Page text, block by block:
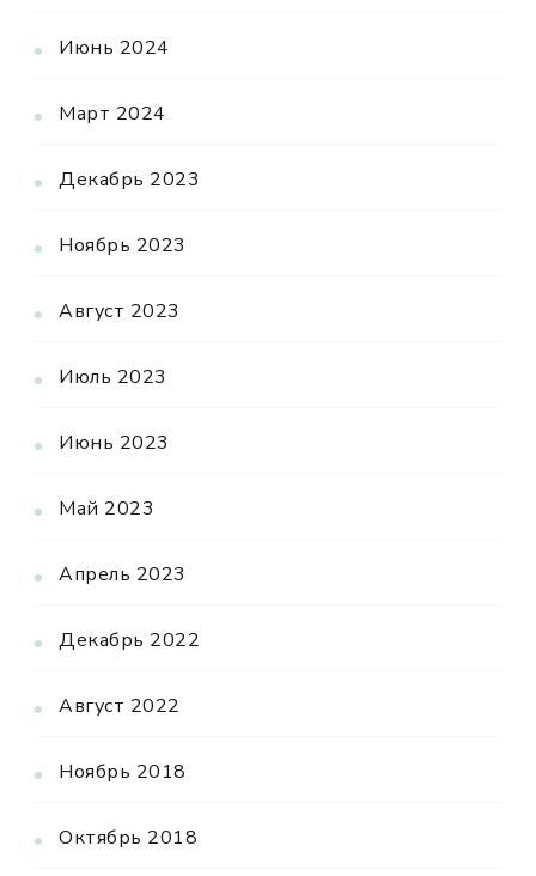
Июнь 2024
Март 2024
Декабрь 2023
Ноябрь 2023
Август 2023
Июль 2023
Июнь 2023
Май 2023
Апрель 2023
Декабрь 2022
Август 2022
Ноябрь 2018
Октябрь 2018